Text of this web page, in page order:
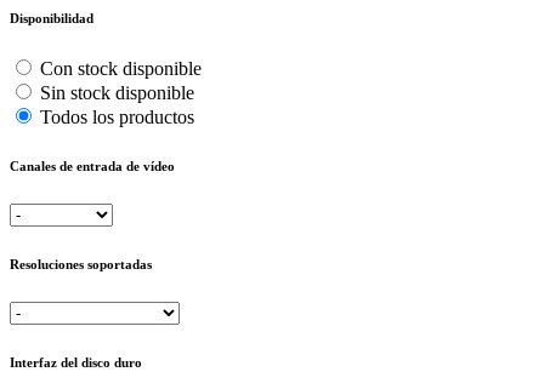
Disponibilidad
Con stock disponible
Sin stock disponible
Todos los productos
Canales de entrada de vídeo
Resoluciones soportadas
Interfaz del disco duro